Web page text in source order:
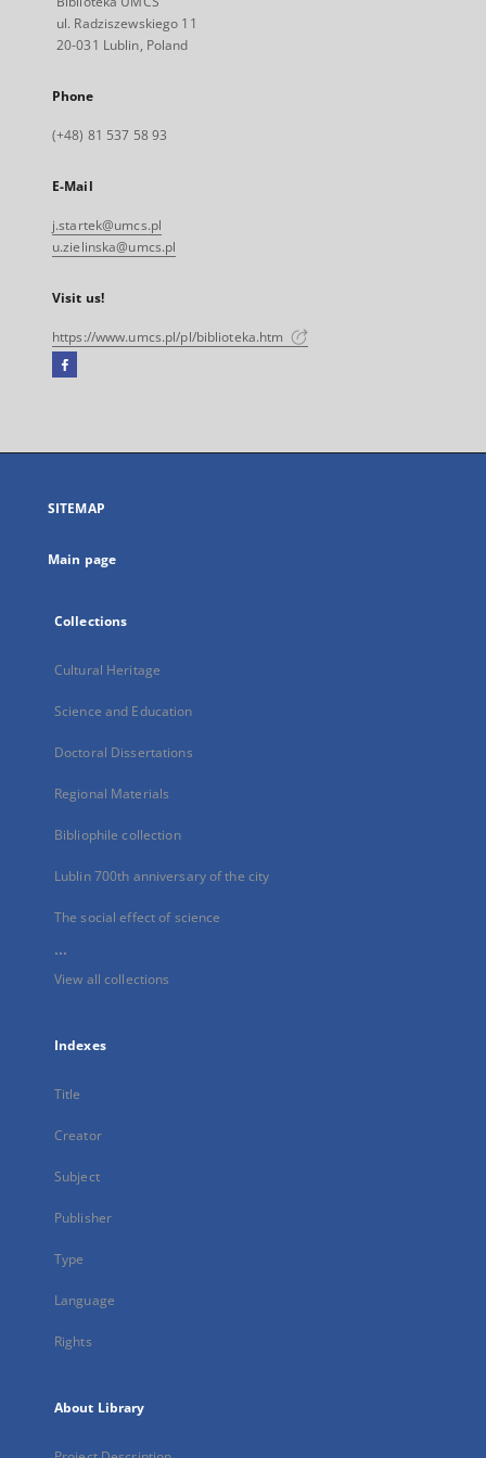
ul. Radziszewskiego 11
20-031 Lublin, Poland
Phone
(+48) 81 537 58 93
E-Mail
j.startek@umcs.pl
u.zielinska@umcs.pl
Visit us!
https://www.umcs.pl/pl/biblioteka.htm
Facebook
open
new
SITEMAP
Main page
Collections
Cultural Heritage
Science and Education
Doctoral Dissertations
Regional Materials
Bibliophile collection
Lublin 700th anniversary of the city
The social effect of science
...
View all collections
Indexes
Title
Creator
Subject
Publisher
Type
Language
Rights
About Library